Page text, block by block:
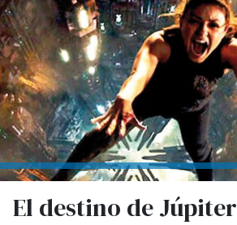
El destino de Júpiter